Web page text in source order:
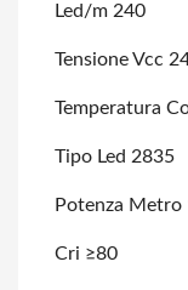
Led/m 240
Tensione Vcc
Temperatura
Tipo Led 2835
Potenza Metro
Cri ≥80